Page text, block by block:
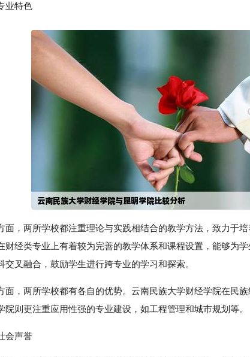
业特色
面，两所学校都注重理论与实践相结合的教学方法，致力于
财经类专业上有着较为完善的教学体系和课程设置，能够为
交叉融合，鼓励学生进行跨专业的学习和探索。
面，两所学校都有各自的优势。云南民族大学财经学院在民
院则更注重应用性强的专业建设，如工程管理和城市规划等。
会声誉